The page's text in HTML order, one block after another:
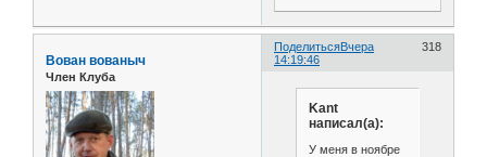
Поделиться 318
Вчера
14:19:46
Вован вованыч
Член Клуба
Kant
написал(а):
У меня в ноябре